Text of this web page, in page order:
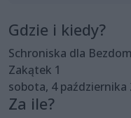
Gdzie i kiedy?
Schroniska dla
Zakątek 1
sobota, 4 października
Za ile?